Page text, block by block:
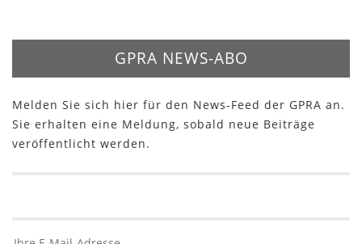
GPRA NEWS-ABO
Melden Sie sich hier für den News-Feed der GPRA an.
Sie erhalten eine Meldung, sobald neue Beiträge
veröffentlicht werden.